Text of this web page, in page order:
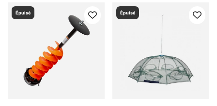
Épuisé Épuisé